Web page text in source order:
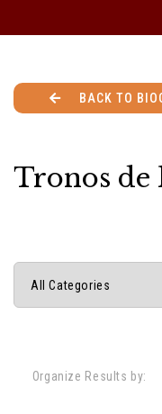
BACK TO
Tronos de
Organize Results by: